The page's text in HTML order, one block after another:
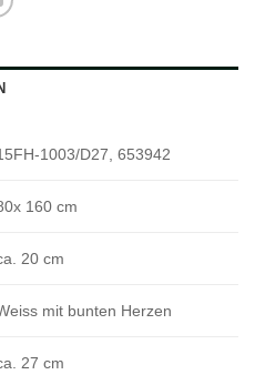
1003/D27, 653942
160 cm
20 cm
mit bunten Herzen
27 cm